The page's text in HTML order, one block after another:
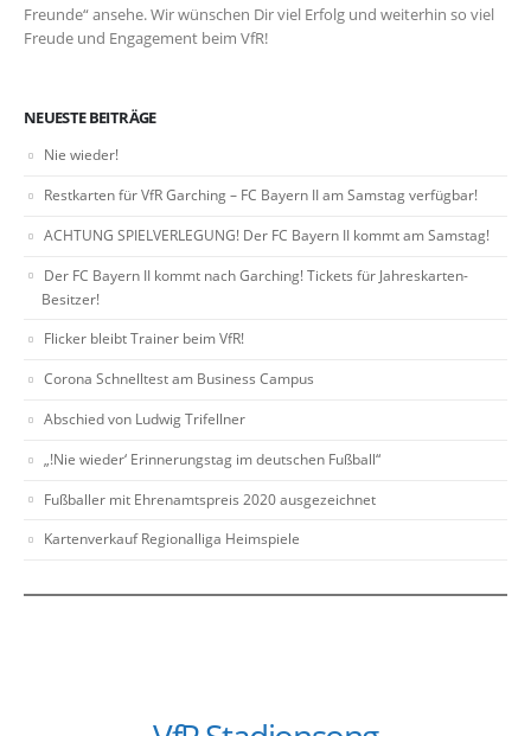
Freunde“ ansehe. Wir wünschen Dir viel Erfolg und weiterhin so viel
Freude und Engagement beim VfR!
NEUESTE BEITRÄGE
Nie wieder!
Restkarten für VfR Garching – FC Bayern II am Samstag verfügbar!
ACHTUNG SPIELVERLEGUNG! Der FC Bayern II kommt am Samstag!
Der FC Bayern II kommt nach Garching! Tickets für Jahreskarten-
Besitzer!
Flicker bleibt Trainer beim VfR!
Corona Schnelltest am Business Campus
Abschied von Ludwig Trifellner
„!Nie wieder‘ Erinnerungstag im deutschen Fußball“
Fußballer mit Ehrenamtspreis 2020 ausgezeichnet
Kartenverkauf Regionalliga Heimspiele